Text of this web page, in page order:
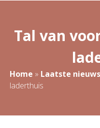
Tal van
Home » Laatste nieuws
laderthuis